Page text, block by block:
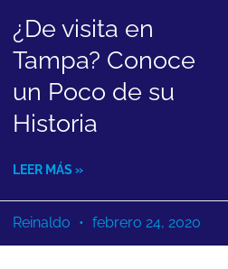
¿De visita en
Tampa? Conoce
un Poco de su
Historia
LEER MÁS »
Reinaldo febrero 24, 2020